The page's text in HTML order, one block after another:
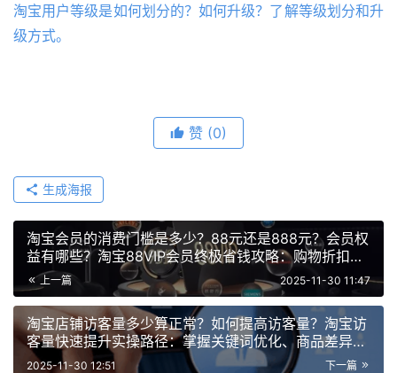
淘宝用户等级是如何划分的？如何升级？了解等级划分和升
级方式。
赞 (0)
生成海报
淘宝会员的消费门槛是多少？88元还是888元？会员权
益有哪些？淘宝88VIP会员终极省钱攻略：购物折扣、
生活娱乐权益一网打尽
上一篇 2025-11-30 11:47
淘宝店铺访客量多少算正常？如何提高访客量？淘宝访
客量快速提升实操路径：掌握关键词优化、商品差异化
与营销工具使用等核心方法
下一篇
2025-11-30 12:51